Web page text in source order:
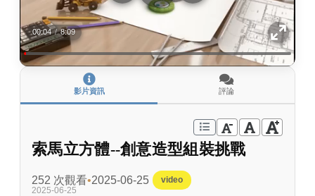
00:04 / 8:09
影片資訊 評論
索馬立方體--創意造型組裝挑戰
252 次觀看 2025-06-25
video
2025-06-25